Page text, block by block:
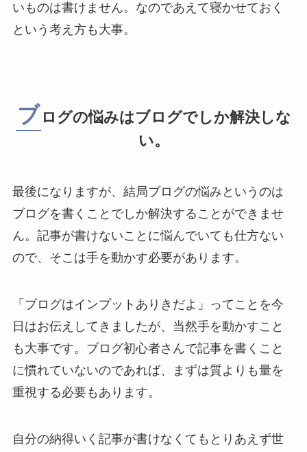
いものは書けません。なのであえて寝かせておく
という考え方も大事。
ブ ログの悩みはブログでしか解決しな
い。
最後になりますが、結局ブログの悩みというのは
ブログを書くことでしか解決することができませ
ん。記事が書けないことに悩んでいても仕方ない
ので、そこは手を動かす必要があります。
「ブログはインプットありきだよ」ってことを今
日はお伝えしてきましたが、当然手を動かすこと
も大事です。ブログ初心者さんで記事を書くこと
に慣れていないのであれば、まずは質よりも量を
重視する必要もあります。
自分の納得いく記事が書けなくてもとりあえず世